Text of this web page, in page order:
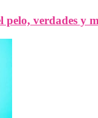
verdades y